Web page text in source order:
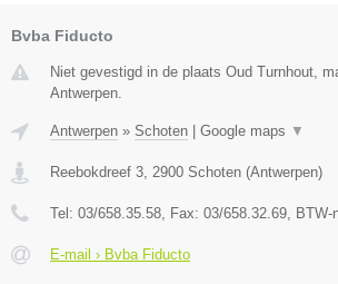
Bvba Fiducto
Niet gevestigd in de plaats Oud Turnhout,
Antwerpen.
Antwerpen » Schoten Google maps ▼
Reebokdreef 3, 2900 Schoten (Antwerpen)
Tel: 03/658.35.58, Fax: 03/658.32.69, BTW-
E-mail › Bvba Fiducto